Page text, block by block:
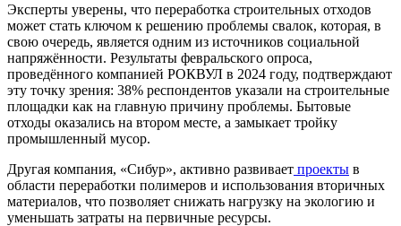
Эксперты уверены, что переработка строительных отходов
может стать ключом к решению проблемы свалок, которая, в
свою очередь, является одним из источников социальной
напряжённости. Результаты февральского опроса,
проведённого компанией РОКВУЛ в 2024 году, подтверждают
эту точку зрения: 38% респондентов указали на строительные
площадки как на главную причину проблемы. Бытовые
отходы оказались на втором месте, а замыкает тройку
промышленный мусор.
Другая компания, «Сибур», активно развивает проекты в
области переработки полимеров и использования вторичных
материалов, что позволяет снижать нагрузку на экологию и
уменьшать затраты на первичные ресурсы.